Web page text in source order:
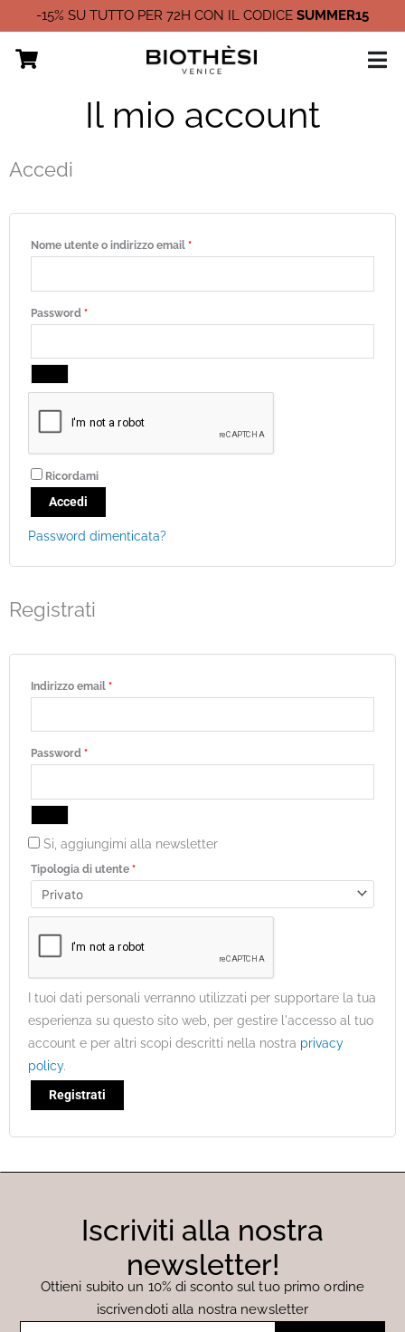
al
contenuto
-15% SU TUTTO PER 72H CON IL CODICE SUMMER15
Il mio account
Accedi
Nome utente o indirizzo email *
Password *
Ricordami
Accedi
Password dimenticata?
Registrati
Indirizzo email *
Password *
Si, aggiungimi alla newsletter
Tipologia di utente *
I tuoi dati personali verranno utilizzati per supportare la tua
esperienza su questo sito web, per gestire l'accesso al tuo
account e per altri scopi descritti nella nostra privacy
policy.
Registrati
Iscriviti alla nostra
newsletter!
Ottieni subito un 10% di sconto sul tuo primo ordine
iscrivendoti alla nostra newsletter